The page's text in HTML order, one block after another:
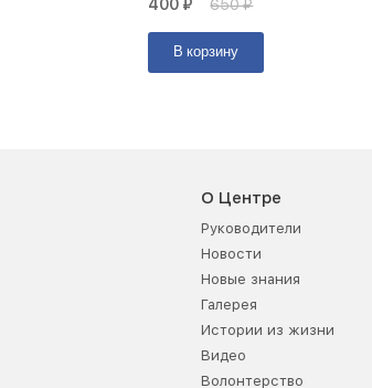
650₽
400 ₽
В корзину
О Центре
Руководители
Новости
Новые знания
Галерея
Истории из жизни
Видео
Волонтерство